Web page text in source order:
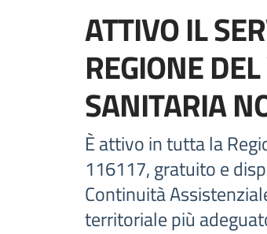
ATTIVO IL
REGIONE
SANITARIA
È attivo in tutta la
116117, gratuito e
Continuità
territoriale più